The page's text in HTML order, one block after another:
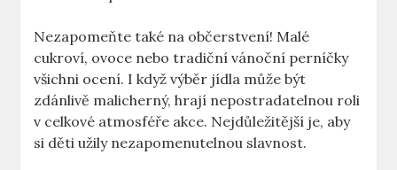
Nezapomeňte také na občerstvení! Malé
cukroví, ovoce nebo tradiční vánoční perníčky
všichni ocení. I když výběr jídla může být
zdánlivě malicherný, hrají nepostradatelnou roli
v celkové atmosféře akce. Nejdůležitější je, aby
si děti užily nezapomenutelnou slavnost.